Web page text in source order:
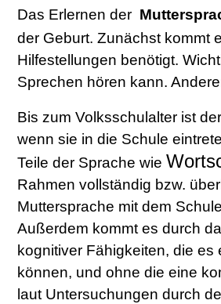
Das Erlernen der
der Geburt. Zunächst kommt
Hilfestellungen benötigt.
Sprechen hören kann.
Bis zum Volksschulalter ist
wenn sie in die Schule
Teile der Sprache wie
Rahmen vollständig bzw.
Muttersprache mit dem
Außerdem kommt es durch
kognitiver Fähigkeiten, die
können, und ohne die eine
laut Untersuchungen durch